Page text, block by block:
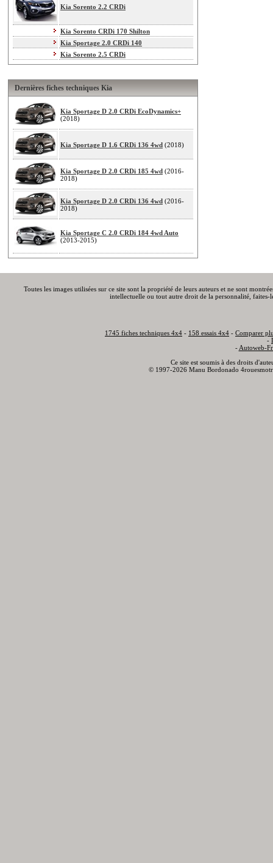
Kia Sorento 2.2 CRDi
Kia Sorento CRDi 170 Shilton
Kia Sportage 2.0 CRDi 140
Kia Sorento 2.5 CRDi
Dernières fiches techniques Kia
Kia Sportage D 2.0 CRDi EcoDynamics+
(2018)
Kia Sportage D 1.6 CRDi 136 4wd (2018)
Kia Sportage D 2.0 CRDi 185 4wd (2016-
2018)
Kia Sportage D 2.0 CRDi 136 4wd (2016-
2018)
Kia Sportage C 2.0 CRDi 184 4wd Auto
(2013-2015)
Toutes les images utilisées sur ce site sont la propriété de leurs auteurs et ne sont
intellectuelle ou tout autre droit de la personnalité,
1745 fiches techniques 4x4 - 158 essais 4x4 - Comparer
-
- Autoweb-
Ce site est soumis à des droits
© 1997-2026 Manu Bordonado